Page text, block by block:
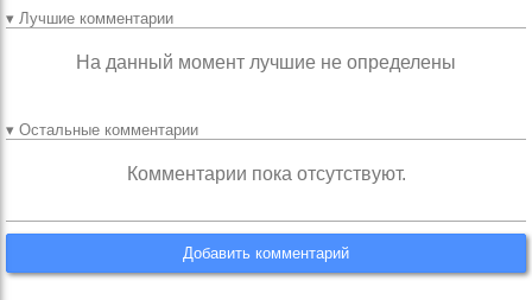
▾ Лучшие комментарии
На данный момент лучшие не определены
▾ Остальные комментарии
Комментарии пока отсутствуют.
Добавить комментарий